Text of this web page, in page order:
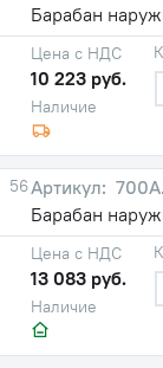
Барабан
Наличие
Цена с НДС
10 223 руб.
56
Барабан
Наличие
Цена с НДС
13 083 руб.